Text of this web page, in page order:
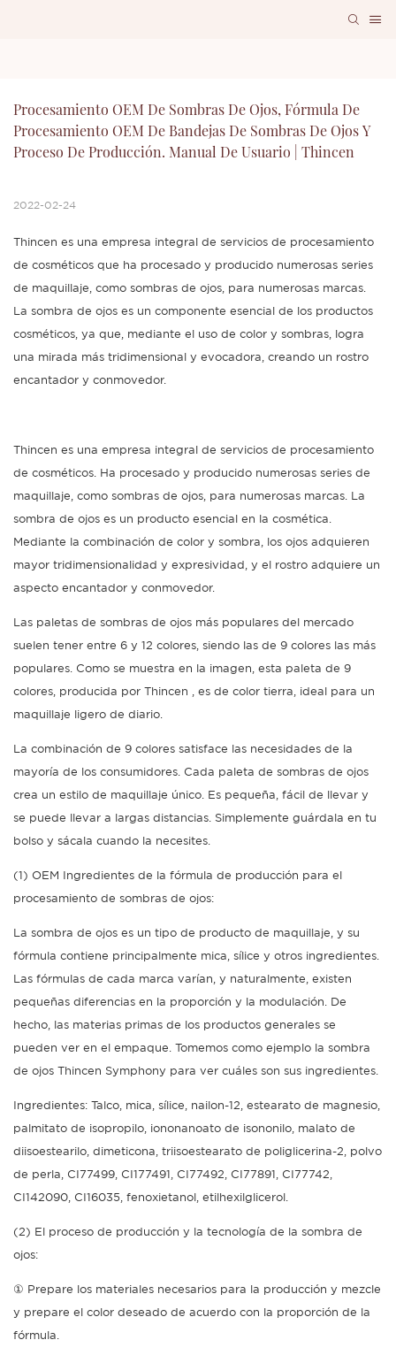
Procesamiento OEM De Sombras De Ojos, Fórmula De
Procesamiento OEM De Bandejas De Sombras De Ojos Y
Proceso De Producción. Manual De Usuario | Thincen
2022-02-24
Thincen es una empresa integral de servicios de procesamiento
de cosméticos que ha procesado y producido numerosas series
de maquillaje, como sombras de ojos, para numerosas marcas.
La sombra de ojos es un componente esencial de los productos
cosméticos, ya que, mediante el uso de color y sombras, logra
una mirada más tridimensional y evocadora, creando un rostro
encantador y conmovedor.
Thincen es una empresa integral de servicios de procesamiento
de cosméticos. Ha procesado y producido numerosas series de
maquillaje, como sombras de ojos, para numerosas marcas. La
sombra de ojos es un producto esencial en la cosmética.
Mediante la combinación de color y sombra, los ojos adquieren
mayor tridimensionalidad y expresividad, y el rostro adquiere un
aspecto encantador y conmovedor.
Las paletas de sombras de ojos más populares del mercado
suelen tener entre 6 y 12 colores, siendo las de 9 colores las más
populares. Como se muestra en la imagen, esta paleta de 9
colores, producida por Thincen , es de color tierra, ideal para un
maquillaje ligero de diario.
La combinación de 9 colores satisface las necesidades de la
mayoría de los consumidores. Cada paleta de sombras de ojos
crea un estilo de maquillaje único. Es pequeña, fácil de llevar y
se puede llevar a largas distancias. Simplemente guárdala en tu
bolso y sácala cuando la necesites.
(1) OEM Ingredientes de la fórmula de producción para el
procesamiento de sombras de ojos:
La sombra de ojos es un tipo de producto de maquillaje, y su
fórmula contiene principalmente mica, sílice y otros ingredientes.
Las fórmulas de cada marca varían, y naturalmente, existen
pequeñas diferencias en la proporción y la modulación. De
hecho, las materias primas de los productos generales se
pueden ver en el empaque. Tomemos como ejemplo la sombra
de ojos Thincen Symphony para ver cuáles son sus ingredientes.
Ingredientes: Talco, mica, sílice, nailon-12, estearato de magnesio,
palmitato de isopropilo, iononanoato de isononilo, malato de
diisoestearilo, dimeticona, triisoestearato de poliglicerina-2, polvo
de perla, CI77499, CI177491, CI77492, CI77891, CI77742,
CI142090, CI16035, fenoxietanol, etilhexilglicerol.
(2) El proceso de producción y la tecnología de la sombra de
ojos:
① Prepare los materiales necesarios para la producción y mezcle
y prepare el color deseado de acuerdo con la proporción de la
fórmula.